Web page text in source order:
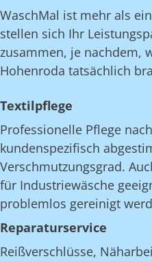
WaschMal ist mehr als
stellen sich Ihr
zusammen, je nachdem,
Hohenroda tatsächlich
Textilpflege
Professionelle Pflege
kundenspezifisch
Verschmutzungsgrad.
für Industriewäsche
problemlos gereinigt
Reparaturservice
Reißverschlüsse,